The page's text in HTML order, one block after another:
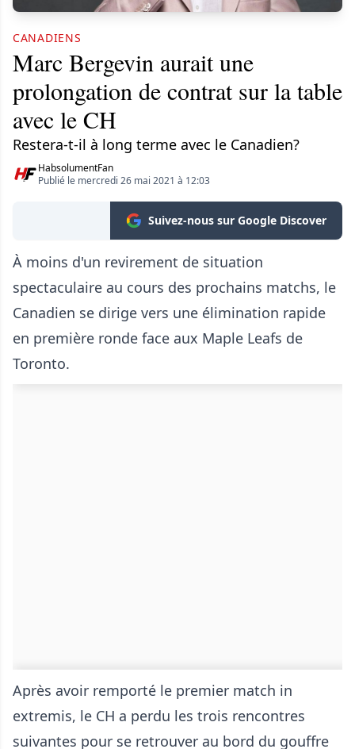
CANADIENS
Marc Bergevin aurait une
prolongation de contrat sur la table
avec le CH
Restera-t-il à long terme avec le Canadien?
HabsolumentFan
Publié le mercredi 26 mai 2021 à 12:03
Suivez-nous sur Google Discover
À moins d'un revirement de situation
spectaculaire au cours des prochains matchs, le
Canadien se dirige vers une élimination rapide
en première ronde face aux Maple Leafs de
Toronto.
Après avoir remporté le premier match in
extremis, le CH a perdu les trois rencontres
suivantes pour se retrouver au bord du gouffre